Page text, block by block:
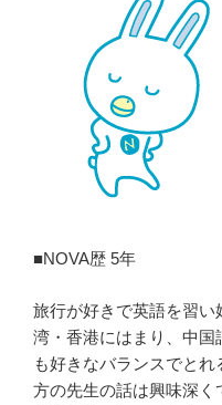
■NOVA歴 5年
旅行が好きで英語を習
湾・香港にはまり、中
も好きなバランスでと
方の先生の話は興味深